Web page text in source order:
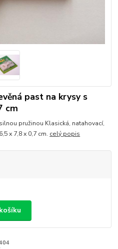
past na krysy s
cm
pružinou Klasická, natahovací,
x 7,8 x 0,7 cm. celý popis